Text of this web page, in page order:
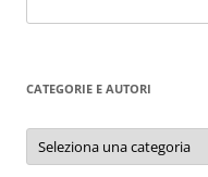
per:
CATEGORIE E AUTORI
Categorie
autori